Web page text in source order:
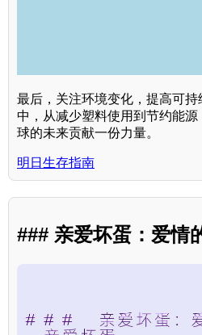
最后，关注环境变化，提高可
中，从减少塑料使用到节约能
球的未来贡献一份力量。
明日生存指南
### 亲爱坏蛋：爱情